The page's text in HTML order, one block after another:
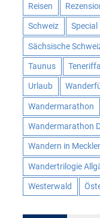
Reisen
Schweiz
Sächsische
Taunus Teneriffa
Urlaub
Wandermarathon
Wandermarathon
Wandern in
Wandertrilogie
Westerwald